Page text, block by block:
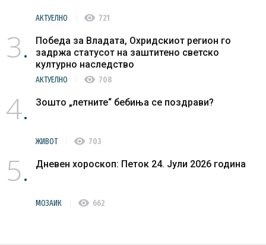
изградба на
улица во
новата
населба во
Радиовце во
должина о 1
пратеникот
на ВМРО-
Манојлоски
АКТУЕЛНО visibility 721
3
Победа за Владата, Охридскиот регион го
задржа статусот на заштитено светско
културно наследство
АКТУЕЛНО visibility 708
4 Зошто „летните“ бебиња се поздрави?
ЖИВОТ visibility 703
5 Дневен хороскоп: Петок 24. Јули 2026 година
МОЗАИК visibility 662